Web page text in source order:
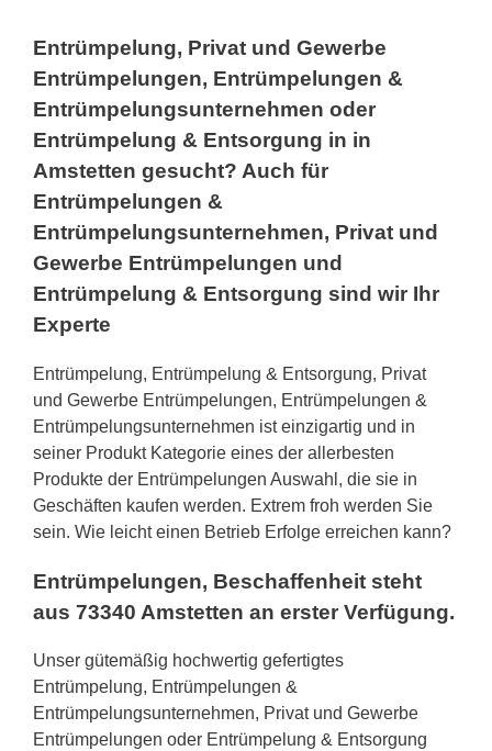
Entrümpelung, Privat und Gewerbe
Entrümpelungen, Entrümpelungen &
Entrümpelungsunternehmen oder
Entrümpelung & Entsorgung in in
Amstetten gesucht? Auch für
Entrümpelungen &
Entrümpelungsunternehmen, Privat und
Gewerbe Entrümpelungen und
Entrümpelung & Entsorgung sind wir Ihr
Experte
Entrümpelung, Entrümpelung & Entsorgung, Privat
und Gewerbe Entrümpelungen, Entrümpelungen &
Entrümpelungsunternehmen ist einzigartig und in
seiner Produkt Kategorie eines der allerbesten
Produkte der Entrümpelungen Auswahl, die sie in
Geschäften kaufen werden. Extrem froh werden Sie
sein. Wie leicht einen Betrieb Erfolge erreichen kann?
Entrümpelungen, Beschaffenheit steht
aus 73340 Amstetten an erster Verfügung.
Unser gütemäßig hochwertig gefertigtes
Entrümpelung, Entrümpelungen &
Entrümpelungsunternehmen, Privat und Gewerbe
Entrümpelungen oder Entrümpelung & Entsorgung